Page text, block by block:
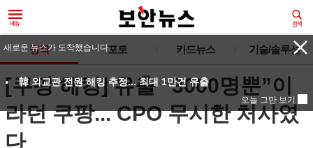
정책 포토 카드뉴스 기술/솔루션
[쿠팡 해킹] 유출 “3000명뿐”이
라던 쿠팡... CPO 무시한 처사였
다
새로운 뉴스가 도착했습니다.
韓 외교관 전원 해킹 추정... 최대 1만건 유출
오늘 그만 보기